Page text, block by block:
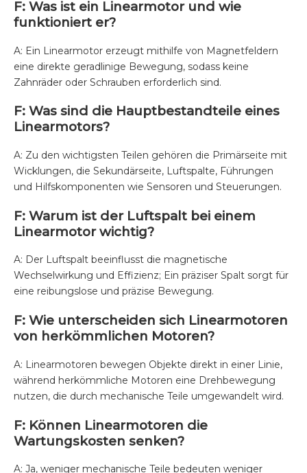
F: Was ist ein Linearmotor und wie
funktioniert er?
A: Ein Linearmotor erzeugt mithilfe von Magnetfeldern
eine direkte geradlinige Bewegung, sodass keine
Zahnräder oder Schrauben erforderlich sind.
F: Was sind die Hauptbestandteile eines
Linearmotors?
A: Zu den wichtigsten Teilen gehören die Primärseite mit
Wicklungen, die Sekundärseite, Luftspalte, Führungen
und Hilfskomponenten wie Sensoren und Steuerungen.
F: Warum ist der Luftspalt bei einem
Linearmotor wichtig?
A: Der Luftspalt beeinflusst die magnetische
Wechselwirkung und Effizienz; Ein präziser Spalt sorgt für
eine reibungslose und präzise Bewegung.
F: Wie unterscheiden sich Linearmotoren
von herkömmlichen Motoren?
A: Linearmotoren bewegen Objekte direkt in einer Linie,
während herkömmliche Motoren eine Drehbewegung
nutzen, die durch mechanische Teile umgewandelt wird.
F: Können Linearmotoren die
Wartungskosten senken?
A: Ja, weniger mechanische Teile bedeuten weniger